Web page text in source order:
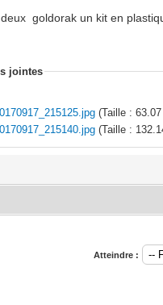
goldorak un kit en
jointes
(Taille :
(Taille :
Atteindre :